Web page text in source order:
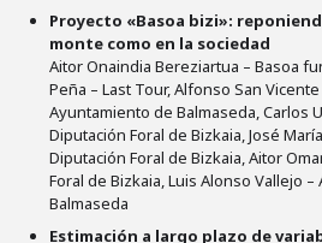
Proyecto «Basoa bizi»:
monte como en la sociedad
Aitor Onaindia Bereziartua – Basoa
Peña – Last Tour, Alfonso San
Ayuntamiento de Balmaseda, Carlos
Diputación Foral de Bizkaia, José
Diputación Foral de Bizkaia, Aitor
Foral de Bizkaia, Luis Alonso Vallejo
Balmaseda
Estimación a largo plazo de